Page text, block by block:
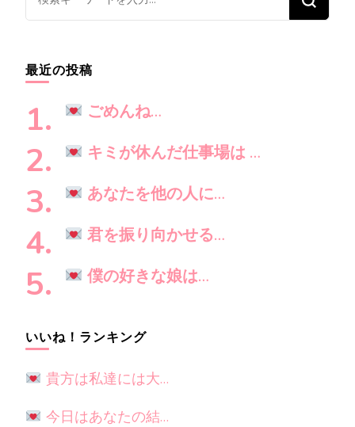
ゲ
ョ
に
お
探
し
で
す
か
?
最近の投稿
ごめんね…
キミが休んだ仕事場は …
あなたを他の人に…
君を振り向かせる…
僕の好きな娘は…
いいね！ランキング
貴方は私達には大…
今日はあなたの結…